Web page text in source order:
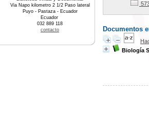
Documentos
Biología
Via Napo kilometro 2 1/2 Paso lateral
Puyo - Pastaza - Ecuador
Ecuador
032 889 118
contacto